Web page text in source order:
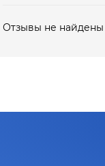
Отзывы не найдены